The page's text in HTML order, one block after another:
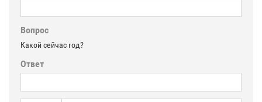
Вопрос
Какой сейчас год?
Ответ